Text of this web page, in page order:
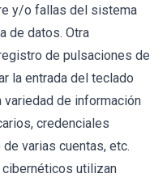
y/o fallas del sistema
de datos. Otra
de pulsaciones de
la entrada del teclado
de información
credenciales
varias cuentas, etc.
utilizan